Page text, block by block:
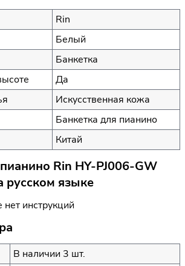
Rin
Белый
Банкетка
Да
Искусственная кожа
Банкетка для пианино
Китай
Rin HY-PJ006-GW
русском языке
инструкций
В наличии 3 шт.